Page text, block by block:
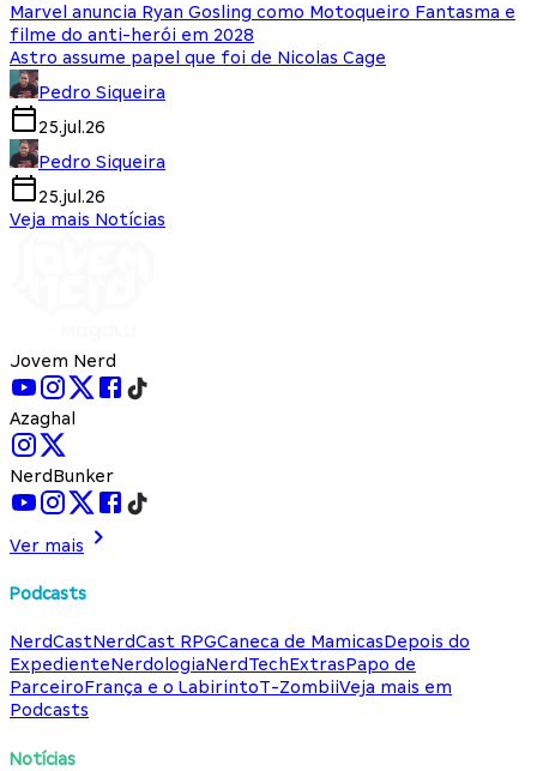
Marvel anuncia Ryan Gosling como Motoqueiro Fantasma e
filme do anti-herói em 2028
Astro assume papel que foi de Nicolas Cage
Pedro Siqueira
25.jul.26
Pedro Siqueira
25.jul.26
Veja mais Notícias
Jovem Nerd
Azaghal
NerdBunker
Ver mais
Podcasts
NerdCastNerdCast RPGCaneca de MamicasDepois do
ExpedienteNerdologiaNerdTechExtrasPapo de
ParceiroFrança e o LabirintoT-ZombiiVeja mais em
Podcasts
Notícias